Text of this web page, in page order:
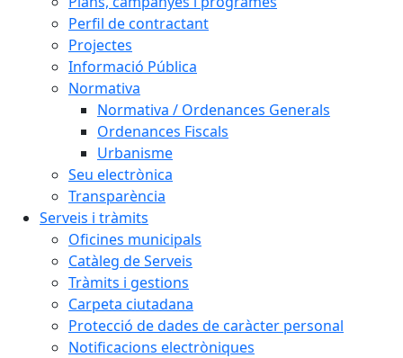
Perfil de contractant
Projectes
Informació Pública
Normativa
Normativa / Ordenances Generals
Ordenances Fiscals
Urbanisme
Seu electrònica
Transparència
Serveis i tràmits
Oficines municipals
Catàleg de Serveis
Tràmits i gestions
Carpeta ciutadana
Protecció de dades de caràcter personal
Notificacions electròniques